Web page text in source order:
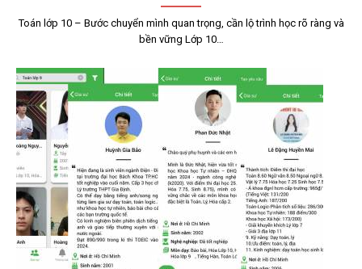
Toán lớp 10 – Bước chuyển mình quan trọng, cần lộ trình học rõ ràng và
bền vững Lớp 10…